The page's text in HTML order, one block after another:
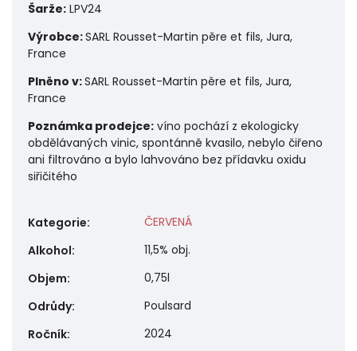
Šarže: LPV24
Výrobce:SARL Rousset-Martin pěre et fils, Jura,
France
Plněno v:SARL Rousset-Martin pěre et fils, Jura,
France
Poznámka prodejce: víno pochází z ekologicky
obdělávaných vinic, spontánně kvasilo, nebylo čiřeno
ani filtrováno a bylo lahvováno bez přídavku oxidu
siřičitého
Kategorie:
ČERVENÁ
Alkohol:
11,5% obj.
Objem:
0,75l
Odrůdy:
Poulsard
Ročník: 2024